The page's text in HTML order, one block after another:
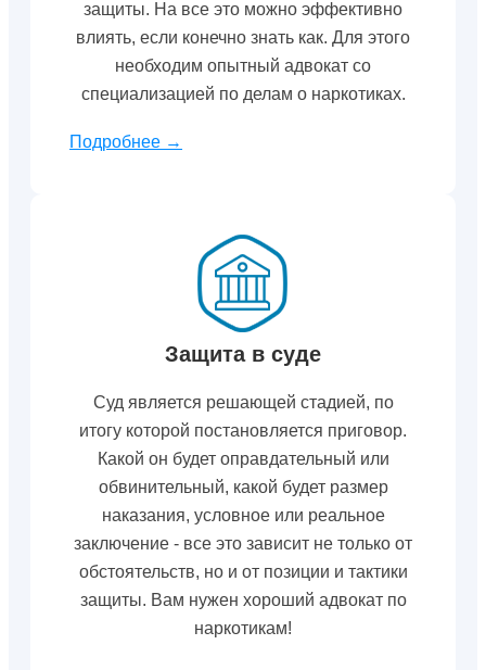
защиты. На все это можно эффективно
влиять, если конечно знать как. Для этого
необходим опытный адвокат со
специализацией по делам о наркотиках.
Подробнее →
Защита в суде
Суд является решающей стадией, по
итогу которой постановляется приговор.
Какой он будет оправдательный или
обвинительный, какой будет размер
наказания, условное или реальное
заключение - все это зависит не только от
обстоятельств, но и от позиции и тактики
защиты. Вам нужен хороший адвокат по
наркотикам!